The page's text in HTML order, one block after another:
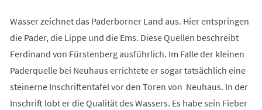
Wasser zeichnet das Paderborner Land aus. Hier entspringen
die Pader, die Lippe und die Ems. Diese Quellen beschreibt
Ferdinand von Fürstenberg ausführlich. Im Falle der kleinen
Paderquelle bei Neuhaus errichtete er sogar tatsächlich eine
steinerne Inschriftentafel vor den Toren von Neuhaus. In der
Inschrift lobt er die Qualität des Wassers. Es habe sein Fieber